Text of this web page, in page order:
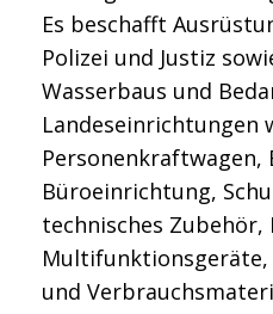
Es beschafft
Polizei und Justiz
Wasserbaus und
Landeseinrichtungen
Personenkraftwagen,
Büroeinrichtung,
technisches Zubehör,
und